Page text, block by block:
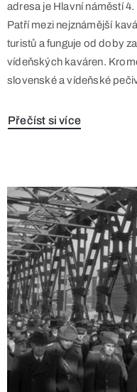
adresa je Hlavní náměstí
Patří mezi nejznámější
turistů a funguje od doby
vídeňských kaváren.
slovenské a vídeňské
Přečíst si více